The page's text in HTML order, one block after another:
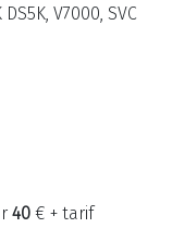
V7000, SVC
40 € + tarif